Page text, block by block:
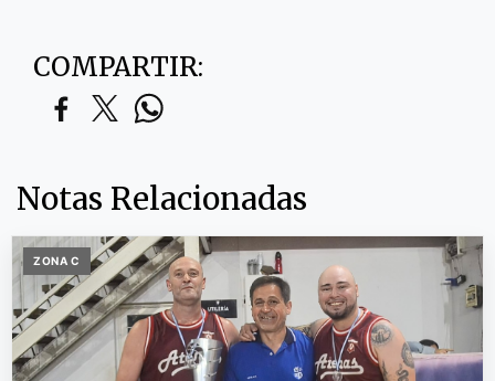
COMPARTIR:
Notas Relacionadas
ZONA C